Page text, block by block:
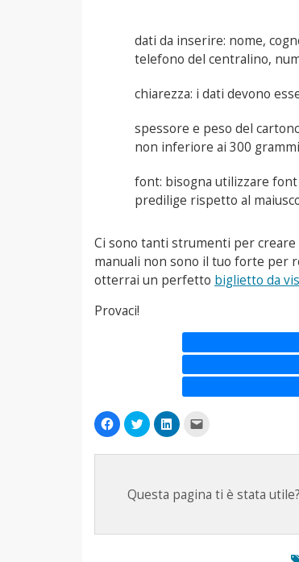
dati da inserire: nome,
telefono del centralino,
chiarezza: i dati devono
spessore e peso del
non inferiore ai 300
font: bisogna utilizzare
predilige rispetto al
Ci sono tanti strumenti per
manuali non sono il tuo forte per
otterrai un perfetto biglietto da
Provaci!
Fai
clic
apre
Fai
clic
(Si
apre
finestra)
Fai
clic
(Si
apre
finestra)
un
amico
(Si
Questa pagina ti è stata utile?